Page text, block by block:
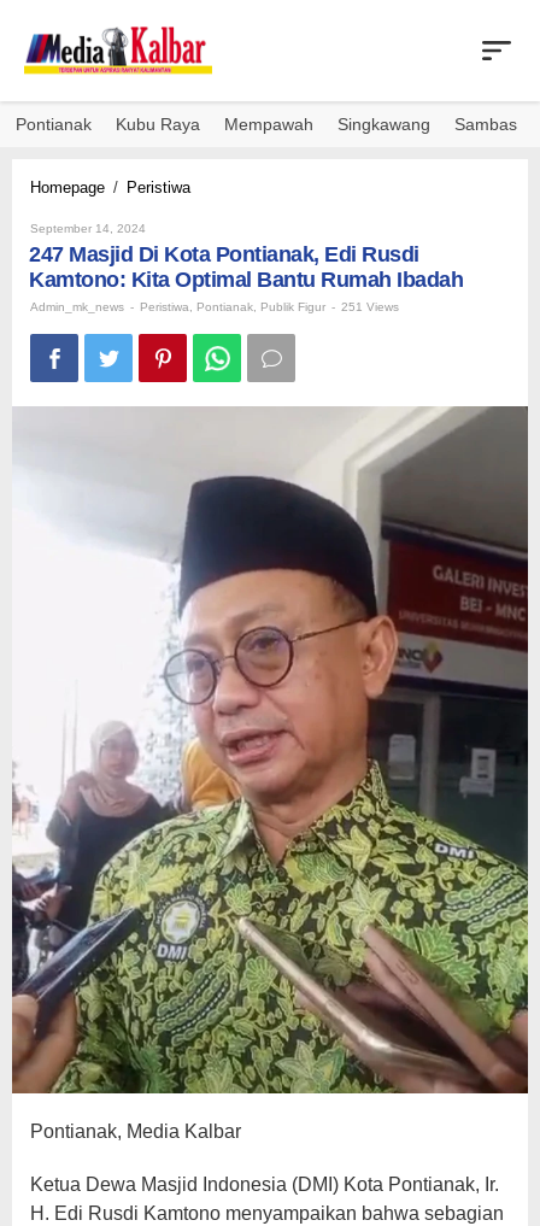
content
Pontianak Kubu Raya Mempawah Singkawang Sambas
Homepage / Peristiwa247
Kota
Pontianak,
Edi
Rusdi
Kamtono:
Kita
Optimal
Bantu
September 14, 2024
247 Masjid Di Kota Pontianak, Edi Rusdi
Kamtono: Kita Optimal Bantu Rumah Ibadah
Admin_mk_news - Peristiwa Pontianak Publik Figur - 251 Views
Pontianak, Media Kalbar
Ketua Dewa Masjid Indonesia (DMI) Kota Pontianak, Ir.
H. Edi Rusdi Kamtono menyampaikan bahwa sebagian